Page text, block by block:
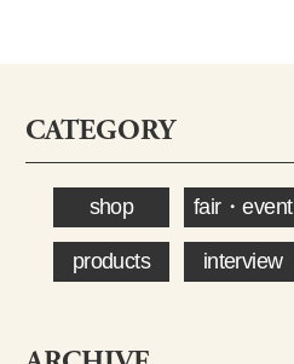
CATEGORY
shop fair・event
products interview